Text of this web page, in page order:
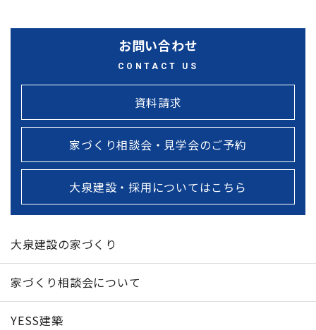
お問い合わせ
CONTACT US
資料請求
家づくり相談会・見学会のご予約
大泉建設・採用についてはこちら
大泉建設の家づくり
家づくり相談会について
YESS建築